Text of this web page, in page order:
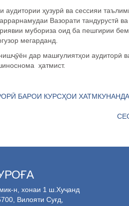
аудитории ҳузурӣ ва сессияи таълим
Вазорати тандурустӣ ва
мубориза оид ба пешгирии
мегарданд.
ҷӯён дар машғулиятҳои аудиторӣ
ҳатмист.
БАРОИ КУРСҲОИ
н, хонаи 1 ш.Хуҷанд
Вилояти Суғд,